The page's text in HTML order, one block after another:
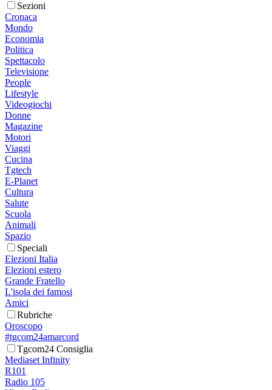
Sezioni
Cronaca
Mondo
Economia
Politica
Spettacolo
Televisione
People
Lifestyle
Videogiochi
Donne
Magazine
Motori
Viaggi
Cucina
Tgtech
E-Planet
Cultura
Salute
Scuola
Animali
Spazio
Speciali
Elezioni Italia
Elezioni estero
Grande Fratello
L'isola dei famosi
Amici
Rubriche
Oroscopo
#tgcom24amarcord
Tgcom24 Consiglia
Mediaset Infinity
R101
Radio 105